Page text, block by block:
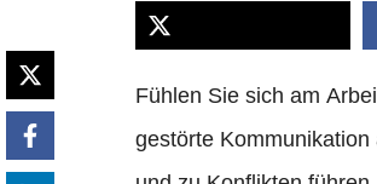
Fühlen Sie sich am
gestörte